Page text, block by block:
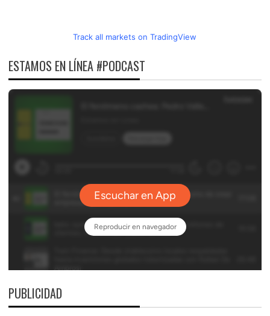
Track all markets on TradingView
ESTAMOS EN LÍNEA #PODCAST
PUBLICIDAD